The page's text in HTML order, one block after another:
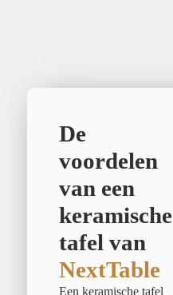
Een keramische tafel
De
voordelen
van een
keramische
tafel van
NextTable